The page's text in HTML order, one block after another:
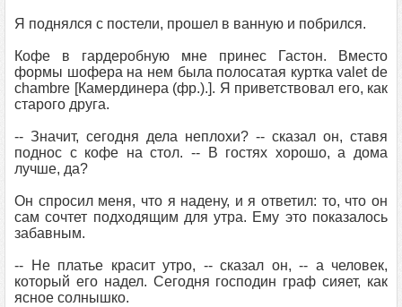
Я поднялся с постели, прошел в ванную и побрился.
Кофе в гардеробную мне принес Гастон. Вместо
формы шофера на нем была полосатая куртка valet de
chambre [Камердинера (фр.).]. Я приветствовал его, как
старого друга.
-- Значит, сегодня дела неплохи? -- сказал он, ставя
поднос с кофе на стол. -- В гостях хорошо, а дома
лучше, да?
Он спросил меня, что я надену, и я ответил: то, что он
сам сочтет подходящим для утра. Ему это показалось
забавным.
-- Не платье красит утро, -- сказал он, -- а человек,
который его надел. Сегодня господин граф сияет, как
ясное солнышко.